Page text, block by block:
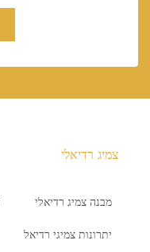
צמיג רדיאלי
מבנה צמיג רדיאלי
יתרונות צמיגי רדיאל